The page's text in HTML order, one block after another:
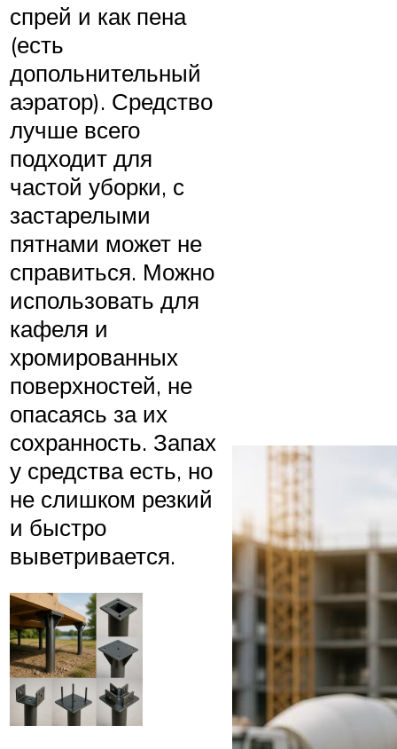
спрей и как пена
(есть
допольнительный
аэратор). Средство
лучше всего
подходит для
частой уборки, с
застарелыми
пятнами может не
справиться. Можно
использовать для
кафеля и
хромированных
поверхностей, не
опасаясь за их
сохранность. Запах
у средства есть, но
не слишком резкий
и быстро
выветривается.